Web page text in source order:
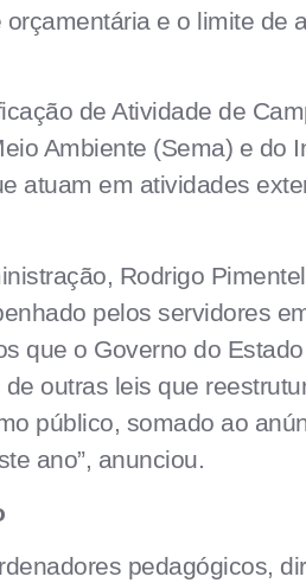
e o limite de
de Atividade de
Ambiente (Sema) e do
atuam em atividades
Rodrigo
pelos servidores
que o Governo do
outras leis que
público, somado ao
ano”, anunciou.
pedagógicos,